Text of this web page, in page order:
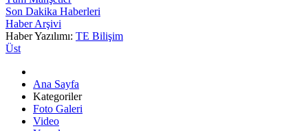
Son Dakika Haberleri
Haber Arşivi
Haber Yazılımı: TE Bilişim
Üst
Ana Sayfa
Kategoriler
Foto Galeri
Video